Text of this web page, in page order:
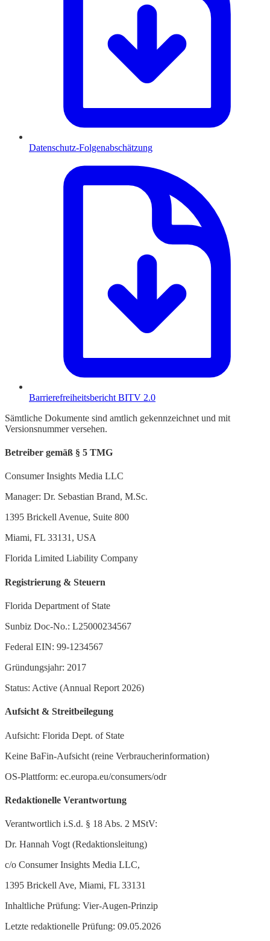
Datenschutz-Folgenabschätzung
Barrierefreiheitsbericht BITV 2.0
Sämtliche Dokumente sind amtlich gekennzeichnet und mit
Versionsnummer versehen.
Betreiber gemäß § 5 TMG
Consumer Insights Media LLC
Manager: Dr. Sebastian Brand, M.Sc.
1395 Brickell Avenue, Suite 800
Miami, FL 33131, USA
Florida Limited Liability Company
Registrierung & Steuern
Florida Department of State
Sunbiz Doc-No.: L25000234567
Federal EIN: 99-1234567
Gründungsjahr: 2017
Status: Active (Annual Report 2026)
Aufsicht & Streitbeilegung
Aufsicht: Florida Dept. of State
Keine BaFin-Aufsicht (reine Verbraucherinformation)
OS-Plattform: ec.europa.eu/consumers/odr
Redaktionelle Verantwortung
Verantwortlich i.S.d. § 18 Abs. 2 MStV:
Dr. Hannah Vogt (Redaktionsleitung)
c/o Consumer Insights Media LLC,
1395 Brickell Ave, Miami, FL 33131
Inhaltliche Prüfung: Vier-Augen-Prinzip
Letzte redaktionelle Prüfung: 09.05.2026